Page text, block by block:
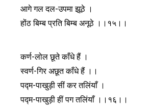
आगे गल दल-उपमा झूठे ।
होंठ बिम्ब प्रति बिम्ब अनूठे ।।१५।।
कर्ण-लोल छूते काँधे हैं ।
स्वर्ण-गिर अछूत काँधे हैं ।।
पद्म-पाखुड़ी सीं कर तलिंयाँ ।
पद्म-पाखुड़ी हीं पग तलिंयाँ ।।१६।।